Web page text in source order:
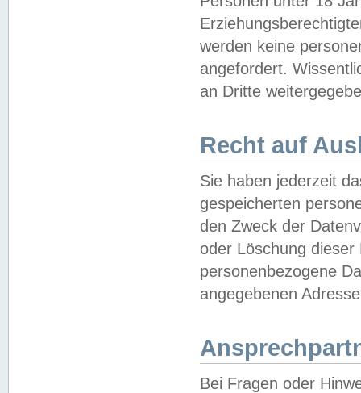
werden keine
angefordert.
an Dritte
Recht auf
Sie haben jederzeit
gespeicherten
den Zweck der
oder Löschung
personenbezogene
angegebenen
Bei Fragen oder